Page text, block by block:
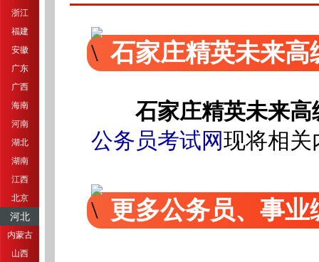
浙江
福建
安徽
广东
广西
海南
河南
湖北
湖南
江西
北京
河北
内蒙古
山西
石家庄精英未来
石家庄精英未来
公务员考试网现将相
更多公务员、事业